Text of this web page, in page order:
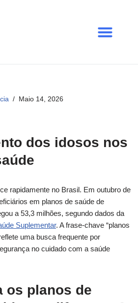
Maio 14, 2026
dos idosos nos
rapidamente no Brasil. Em outubro de
em planos de saúde de
a 53,3 milhões, segundo dados da
Suplementar. A frase-chave “planos
uma busca frequente por
no cuidado com a saúde
os planos de